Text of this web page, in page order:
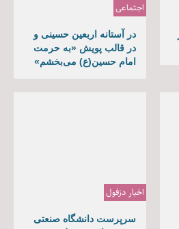
اجتماعی
در آستانه اربعین حسینی و
در قالب پویش «به حرمت
امام حسین(ع) می‌بخشم»
اخبار دزفول
سرپرست دانشگاه صنعتی